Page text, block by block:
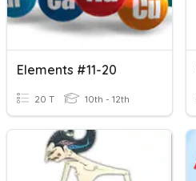
Elements #11-20
20 T 10th - 12th